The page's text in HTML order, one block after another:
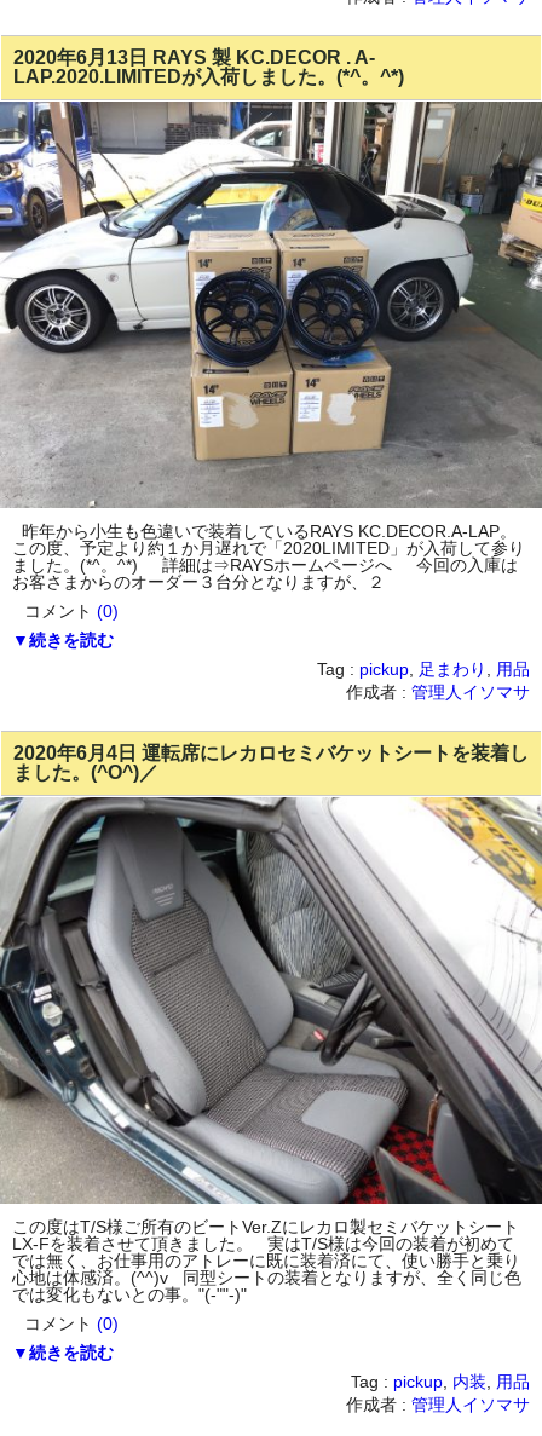
2020年6月13日 RAYS 製 KC.DECOR . A-
LAP.2020.LIMITEDが入荷しました。(*^。^*)
昨年から小生も色違いで装着しているRAYS KC.DECOR.A-LAP。
この度、予定より約１か月遅れで「2020LIMITED」が入荷して参り
ました。(*^。^*) 詳細は⇒RAYSホームページへ 今回の入庫は
お客さまからのオーダー３台分となりますが、２
コメント (0)
▼続きを読む
Tag : pickup 足まわり
用品
作成者 : 管理人イソマサ
2020年6月4日 運転席にレカロセミバケットシートを装着し
ました。(^O^)／
この度はT/S様ご所有のビートVer.Zにレカロ製セミバケットシート
LX-Fを装着させて頂きました。 実はT/S様は今回の装着が初めて
では無く、お仕事用のアトレーに既に装着済にて、使い勝手と乗り
心地は体感済。(^^)v 同型シートの装着となりますが、全く同じ色
では変化もないとの事。"(-""-)"
コメント (0)
▼続きを読む
Tag : pickup 内装
用品
作成者 : 管理人イソマサ